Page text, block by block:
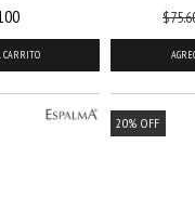
20% OFF